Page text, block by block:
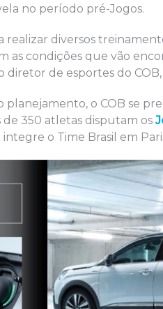
no período pré-Jogos.
diversos
as condições que vão
diretor de esportes do
o COB se
350 atletas disputam os
o Time Brasil em